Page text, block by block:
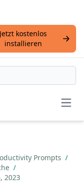
Jetzt kostenlos
installieren
Prompts /
/
2023